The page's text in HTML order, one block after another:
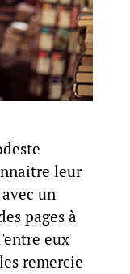
leur
un
pages à
eux
remercie